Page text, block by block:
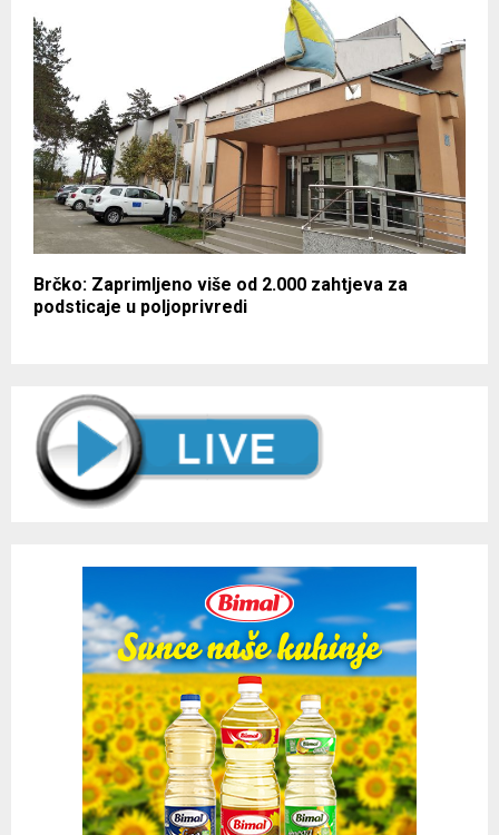
Brčko: Zaprimljeno više od 2.000 zahtjeva za
podsticaje u poljoprivredi